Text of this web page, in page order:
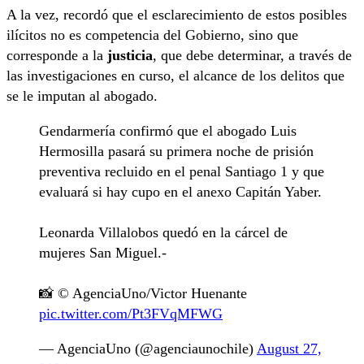
A la vez, recordó que el esclarecimiento de estos posibles
ilícitos no es competencia del Gobierno, sino que
corresponde a la justicia, que debe determinar, a través de
las investigaciones en curso, el alcance de los delitos que
se le imputan al abogado.
Gendarmería confirmó que el abogado Luis
Hermosilla pasará su primera noche de prisión
preventiva recluido en el penal Santiago 1 y que
evaluará si hay cupo en el anexo Capitán Yaber.
Leonarda Villalobos quedó en la cárcel de
mujeres San Miguel.-
📸 © AgenciaUno/Victor Huenante
pic.twitter.com/Pt3FVqMFWG
— AgenciaUno (@agenciaunochile) August 27,